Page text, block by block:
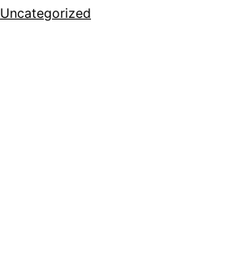
Uncategorized